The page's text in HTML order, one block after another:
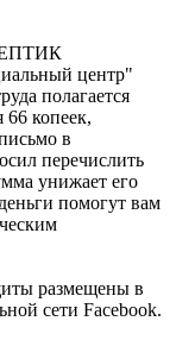
центр"
полагается
66 копеек,
в
перечислить
унижает его
помогут вам
размещены в
сети Facebook.